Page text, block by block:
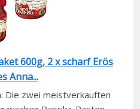
600g, 2 x scharf Erös
Anna...
Die zwei meistverkauften